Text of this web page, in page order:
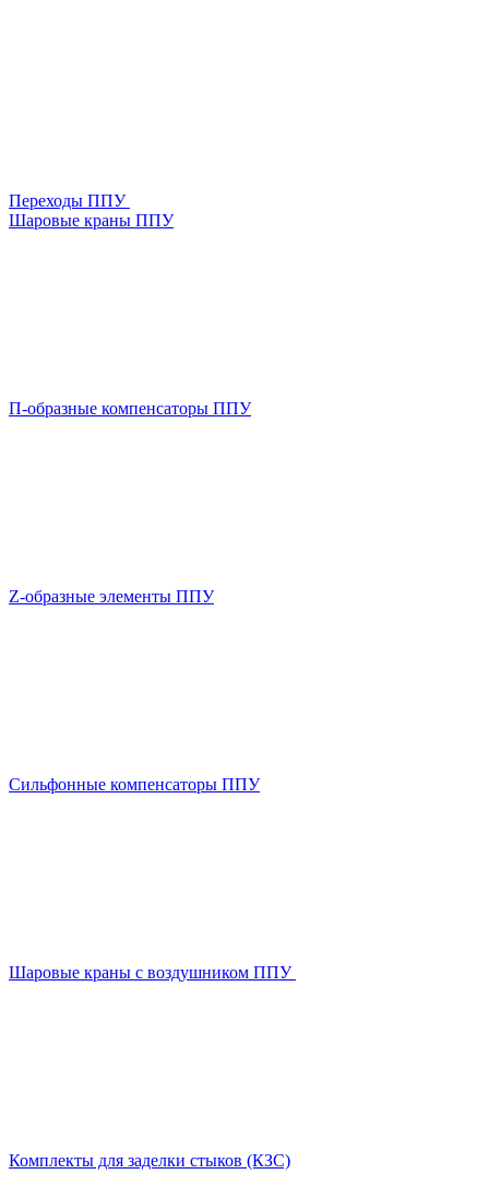
Переходы ППУ
Шаровые краны ППУ
П-образные компенсаторы ППУ
Z-образные элементы ППУ
Сильфонные компенсаторы ППУ
Шаровые краны с воздушником ППУ
Комплекты для заделки стыков (КЗС)